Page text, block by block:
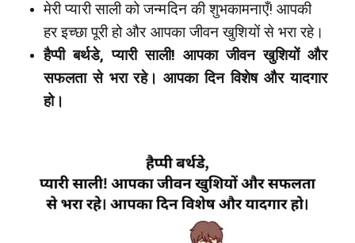
मेरी प्यारी साली को जन्मदिन की शुभकामनाएँ! आपकी
हर इच्छा पूरी हो और आपका जीवन खुशियों से भरा रहे।
हैप्पी बर्थडे, प्यारी साली! आपका जीवन खुशियों और
सफलता से भरा रहे। आपका दिन विशेष और यादगार
हो।